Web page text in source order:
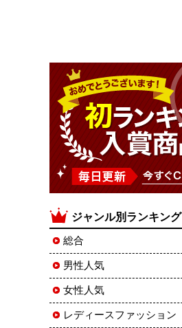
ジャンル別ランキング
総合
男性人気
女性人気
レディースファッション